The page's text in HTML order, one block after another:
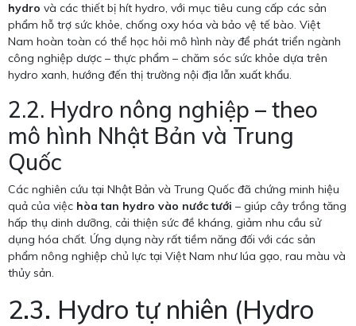
hydro và các thiết bị hít hydro, với mục tiêu cung cấp các sản
phẩm hỗ trợ sức khỏe, chống oxy hóa và bảo vệ tế bào. Việt
Nam hoàn toàn có thể học hỏi mô hình này để phát triển ngành
công nghiệp dược – thực phẩm – chăm sóc sức khỏe dựa trên
hydro xanh, hướng đến thị trường nội địa lẫn xuất khẩu.
2.2. Hydro nông nghiệp – theo
mô hình Nhật Bản và Trung
Quốc
Các nghiên cứu tại Nhật Bản và Trung Quốc đã chứng minh hiệu
quả của việc hòa tan hydro vào nước tưới – giúp cây trồng tăng
hấp thụ dinh dưỡng, cải thiện sức đề kháng, giảm nhu cầu sử
dụng hóa chất. Ứng dụng này rất tiềm năng đối với các sản
phẩm nông nghiệp chủ lực tại Việt Nam như lúa gạo, rau màu và
thủy sản.
2.3. Hydro tự nhiên (Hydro